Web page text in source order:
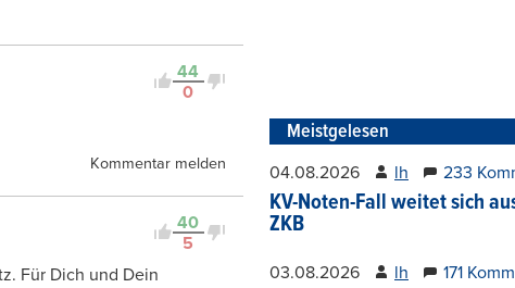
44
0
Kommentar melden
40
5
Für Dich und Dein
Meistgelesen
04.08.2026 lh 233
KV-Noten-Fall weitet sich
ZKB
03.08.2026 lh 171